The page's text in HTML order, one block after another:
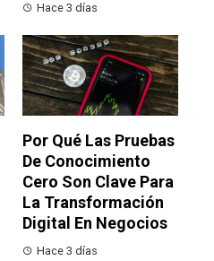
Hace 3 días
Por Qué Las Pruebas
De Conocimiento
Cero Son Clave Para
La Transformación
Digital En Negocios
Hace 3 días